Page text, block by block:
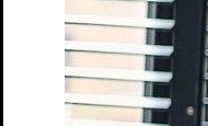
7. Nov. 2026
Café Matinée
Tickets
Was das Nashorn
schaute Von Jens
Tickets